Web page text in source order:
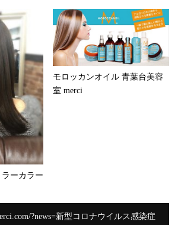
ーカラー
モロッカンオイル 青葉台美容
室 merci
?news=新型コロナウイルス感染症